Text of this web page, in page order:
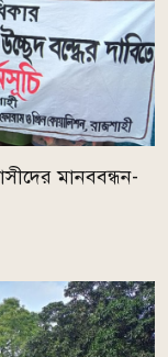
মানববন্ধন-